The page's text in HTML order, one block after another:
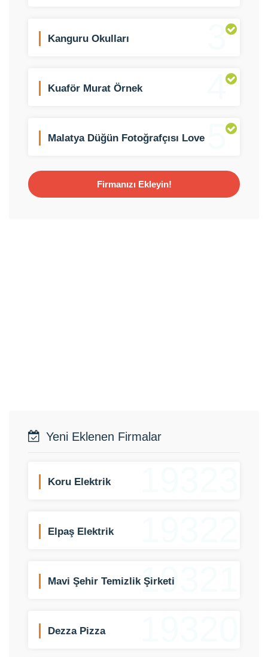
3
Kanguru Okulları
4
Kuaför Murat Örnek
5
Malatya Düğün Fotoğrafçısı Love
Firmanızı Ekleyin!
Yeni Eklenen Firmalar
Koru Elektrik
Elpaş Elektrik
19321
Mavi Şehir Temizlik Şirketi
Dezza Pizza